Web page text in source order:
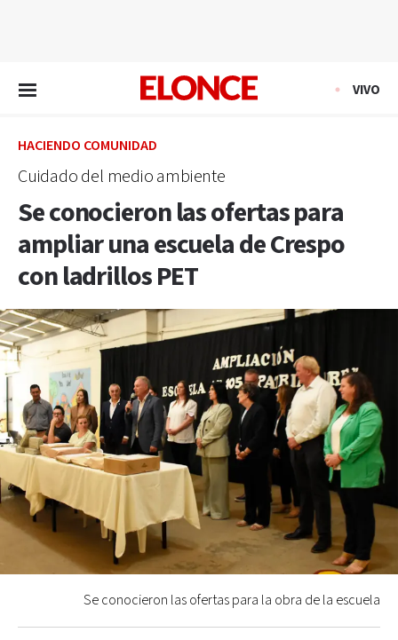
VIVO
HACIENDO COMUNIDAD
Cuidado del medio ambiente
Se conocieron las ofertas para
ampliar una escuela de Crespo
con ladrillos PET
Se conocieron las ofertas para la obra de la escuela